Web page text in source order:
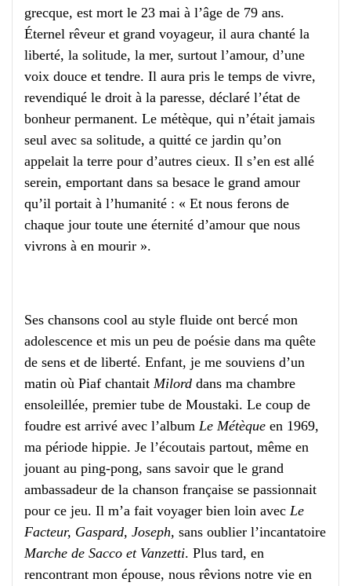
grecque, est mort le 23 mai à l’âge de 79 ans.
Éternel rêveur et grand voyageur, il aura chanté la
liberté, la solitude, la mer, surtout l’amour, d’une
voix douce et tendre. Il aura pris le temps de vivre,
revendiqué le droit à la paresse, déclaré l’état de
bonheur permanent. Le métèque, qui n’était jamais
seul avec sa solitude, a quitté ce jardin qu’on
appelait la terre pour d’autres cieux. Il s’en est allé
serein, emportant dans sa besace le grand amour
qu’il portait à l’humanité : « Et nous ferons de
chaque jour toute une éternité d’amour que nous
vivrons à en mourir ».
Ses chansons cool au style fluide ont bercé mon
adolescence et mis un peu de poésie dans ma quête
de sens et de liberté. Enfant, je me souviens d’un
matin où Piaf chantait Milord dans ma chambre
ensoleillée, premier tube de Moustaki. Le coup de
foudre est arrivé avec l’album Le Métèque en 1969,
ma période hippie. Je l’écoutais partout, même en
jouant au ping-pong, sans savoir que le grand
ambassadeur de la chanson française se passionnait
pour ce jeu. Il m’a fait voyager bien loin avec Le
Facteur, Gaspard, Joseph, sans oublier l’incantatoire
Marche de Sacco et Vanzetti. Plus tard, en
rencontrant mon épouse, nous rêvions notre vie en